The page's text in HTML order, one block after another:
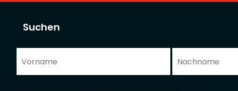
Suchen